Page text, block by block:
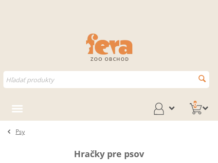
ZOO OBCHOD
0
Psy
Hračky pre psov